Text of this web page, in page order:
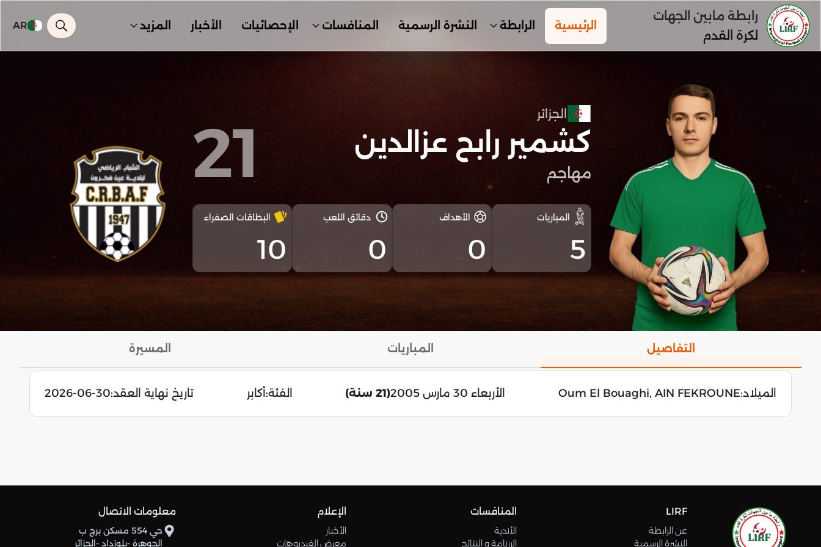
رابطة مابين الجهات
لكرة القدم
الرئيسية الرابطة النشرة الرسمية المنافسات الإحصائيات الأخبار المزيد AR
الجزائر
كشمير رابح عزالدين
مهاجم
المباريات
5
الأهداف
0
دقائق اللعب
0
البطاقات الصفراء
10
21
التفاصيل المباريات المسيرة
الميلاد:Oum El Bouaghi, AIN FEKROUNE الأربعاء 30 مارس 2005 (21 سنة) الفئة:أكابر تاريخ نهاية العقد:2026-06-30
LIRF
عن الرابطة
النشرة الرسمية
المنافسات
الأندية
الرزنامة و النتائج
الإعلام
الأخبار
معرض الفيديوهات
معلومات الاتصال
حي 554 مسكن برج ب
الجوهرة -بلوزداد -الجزائر